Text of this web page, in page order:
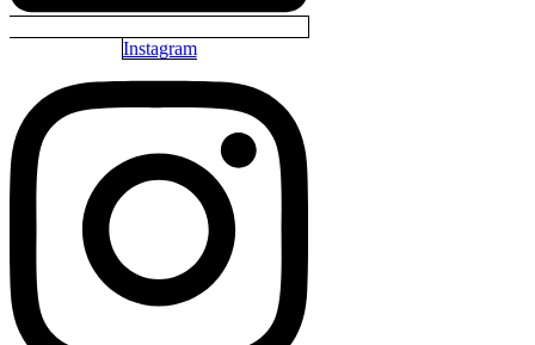
Instagram